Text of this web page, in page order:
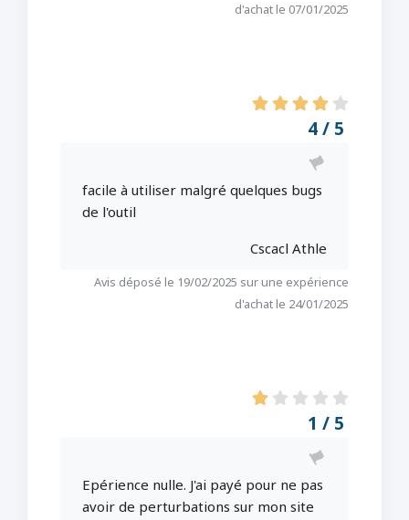
d'achat le 07/01/2025
4 / 5
facile à utiliser malgré quelques bugs
de l'outil
Cscacl Athle
Avis déposé le 19/02/2025 sur une expérience
d'achat le 24/01/2025
1 / 5
Epérience nulle. J'ai payé pour ne pas
avoir de perturbations sur mon site